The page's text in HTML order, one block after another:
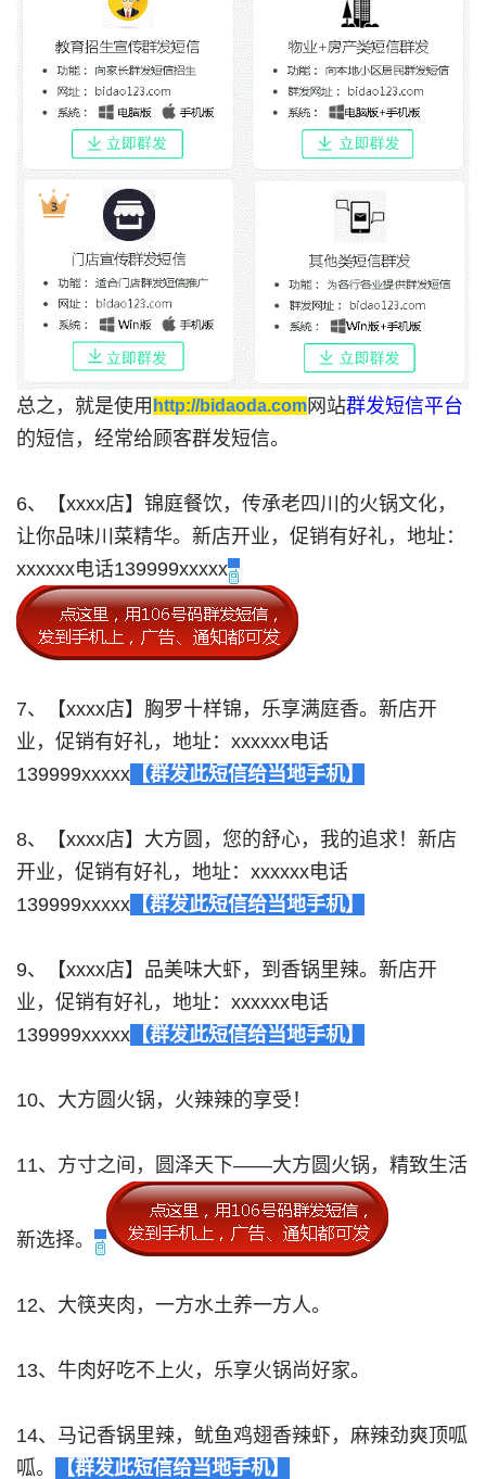
总之，就是使用 http://bidaoda.com网站群发短信平台
的短信，经常给顾客群发短信。
6、【xxxx店】锦庭餐饮，传承老四川的火锅文化，
让你品味川菜精华。新店开业，促销有好礼，地址：
xxxxxx电话139999xxxxx
7、【xxxx店】胸罗十样锦，乐享满庭香。新店开
业，促销有好礼，地址：xxxxxx电话
139999xxxxx【群发此短信给当地手机】
8、【xxxx店】大方圆，您的舒心，我的追求！新店
开业，促销有好礼，地址：xxxxxx电话
139999xxxxx【群发此短信给当地手机】
9、【xxxx店】品美味大虾，到香锅里辣。新店开
业，促销有好礼，地址：xxxxxx电话
139999xxxxx【群发此短信给当地手机】
10、大方圆火锅，火辣辣的享受！
11、方寸之间，圆泽天下——大方圆火锅，精致生活
新选择。
12、大筷夹肉，一方水土养一方人。
13、牛肉好吃不上火，乐享火锅尚好家。
14、马记香锅里辣，鱿鱼鸡翅香辣虾，麻辣劲爽顶呱
呱。
【群发此短信给当地手机】